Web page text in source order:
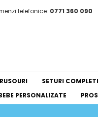
telefonice: 0771 360 090
SETURI
PERSONALIZATE